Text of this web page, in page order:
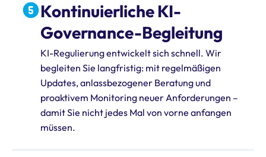
Kontinuierliche KI-
Governance-Begleitung
KI-Regulierung entwickelt sich schnell. Wir
begleiten Sie langfristig: mit regelmäßigen
Updates, anlassbezogener Beratung und
proaktivem Monitoring neuer Anforderungen –
damit Sie nicht jedes Mal von vorne anfangen
müssen.